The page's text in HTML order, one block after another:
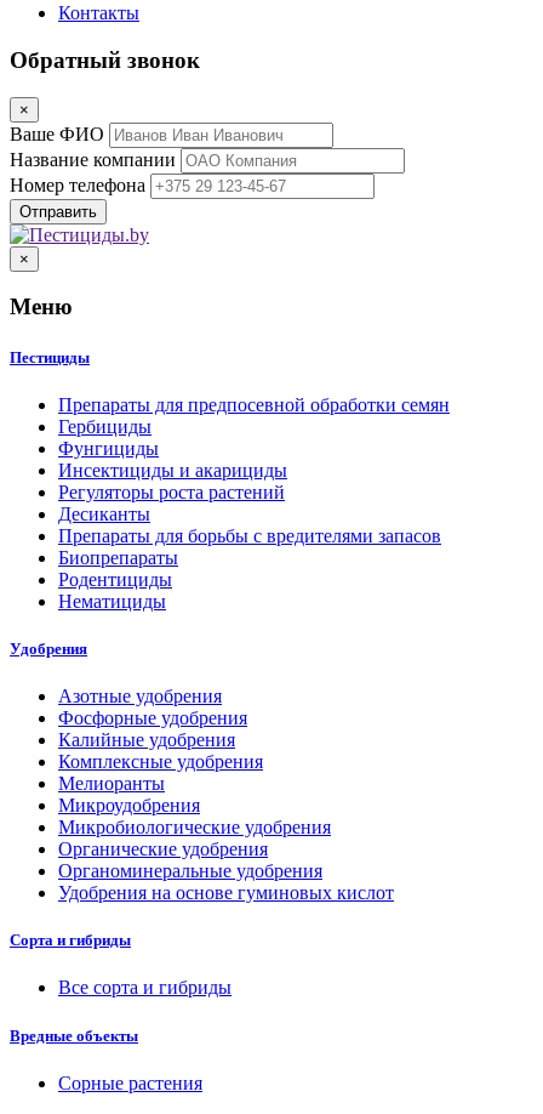
Контакты
Обратный звонок
×
Ваше ФИО
Название компании
Номер телефона
×
Меню
Пестициды
Препараты для предпосевной обработки семян
Гербициды
Фунгициды
Инсектициды и акарициды
Регуляторы роста растений
Десиканты
Препараты для борьбы с вредителями запасов
Биопрепараты
Родентициды
Нематициды
Удобрения
Азотные удобрения
Фосфорные удобрения
Калийные удобрения
Комплексные удобрения
Мелиоранты
Микроудобрения
Микробиологические удобрения
Органические удобрения
Органоминеральные удобрения
Удобрения на основе гуминовых кислот
Сорта и гибриды
Все сорта и гибриды
Вредные объекты
Сорные растения